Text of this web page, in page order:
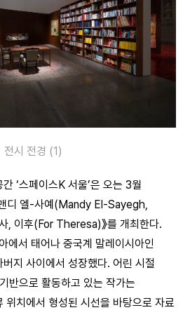
전시 전경 (1)
‘스페이스K 서울’은 오는 3월
디 엘-사예(Mandy El-Sayegh,
, 이후(For Theresa)》를 개최한다.
에서 태어나 중국계 말레이시아인
지 사이에서 성장했다. 어린 시절
반으로 활동하고 있는 작가는
위치에서 형성된 시선을 바탕으로 자료